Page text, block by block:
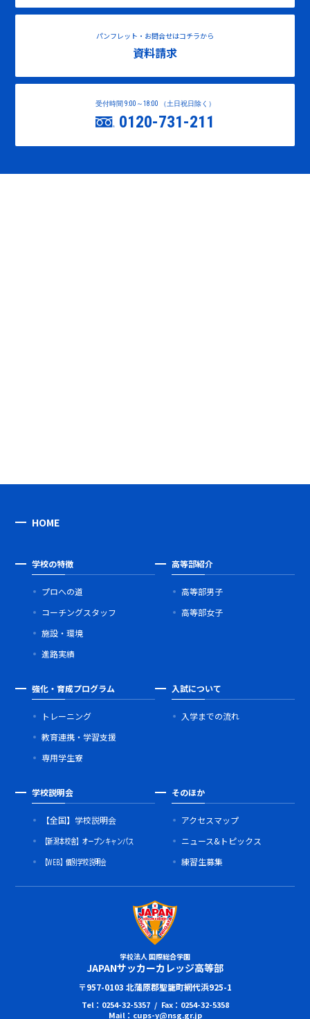
パンフレット・お問合せはコチラから
資料請求
受付時間 9:00～18:00 （土日祝日除く）
0120-731-211
HOME
学校の特徴
プロへの道
コーチングスタッフ
施設・環境
進路実績
高等部紹介
高等部男子
高等部女子
強化・育成プログラム
トレーニング
教育連携・学習支援
専用学生寮
入試について
入学までの流れ
学校説明会
【全国】学校説明会
【新潟本校舎】オープンキャンパス
【WEB】個別学校説明会
そのほか
アクセスマップ
ニュース&トピックス
練習生募集
学校法人 国際総合学園
JAPANサッカーカレッジ高等部
〒957-0103 北蒲原郡聖籠町網代浜925-1
Tel：0254-32-5357 / Fax：0254-32-5358
Mail：cups-y@nsg.gr.jp